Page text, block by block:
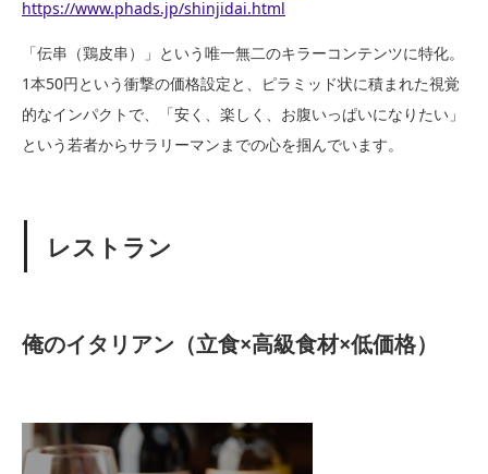
https://www.phads.jp/shinjidai.html
「伝串（鶏皮串）」という唯一無二のキラーコンテンツに特化。
1本50円という衝撃の価格設定と、ピラミッド状に積まれた視覚
的なインパクトで、「安く、楽しく、お腹いっぱいになりたい」
という若者からサラリーマンまでの心を掴んでいます。
レストラン
俺のイタリアン（立食×高級食材×低価格）